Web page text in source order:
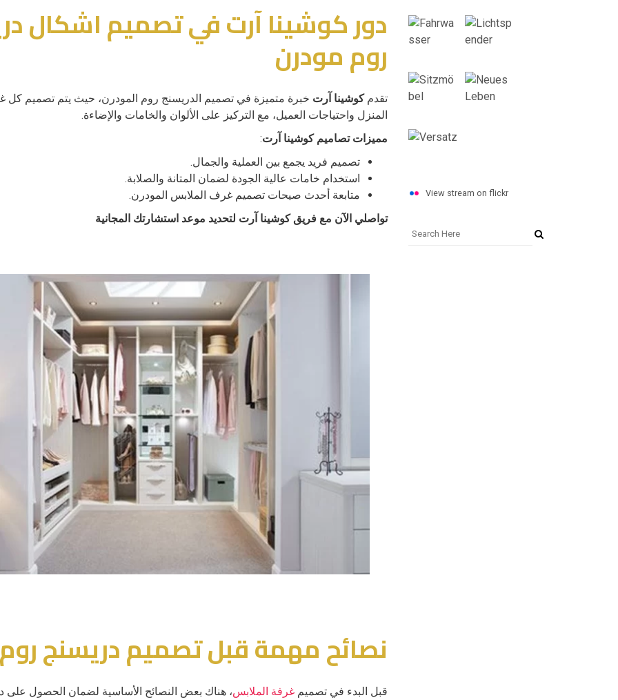
دور كوشينا آرت في تصميم اشكال
روم مودرن
تقدمكوشينا آرت خبرة متميزة في تصميم الدريسنج روم المودرن، حيث يتم تصميم كل
المنزل واحتياجات العميل، مع التركيز على الألوان والخامات والإضاءة.
مميزات تصاميم كوشينا آرت:
تصميم فريد يجمع بين العملية والجمال.
استخدام خامات عالية الجودة لضمان المتانة والصلابة.
متابعة أحدث صيحات تصميم غرف الملابس المودرن.
تواصلي الآن مع فريق كوشينا آرت لتحديد موعد استشارتك المجانية
نصائح مهمة قبل تصميم دريسنج
قبل البدء في تصميمغرفة الملابس، هناك بعض النصائح الأساسية لضمان الحصول على
View stream on flickr